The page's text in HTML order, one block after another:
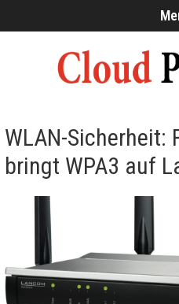
WLAN-Sicherheit:
bringt WPA3 auf